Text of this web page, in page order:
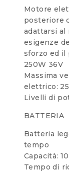
Motore
posteriore
adattarsi
esigenze
sforzo ed il
250W 36V
Massima
elettrico:
Livelli di
BATTERIA
Batteria
tempo
Capacità:
Tempo di